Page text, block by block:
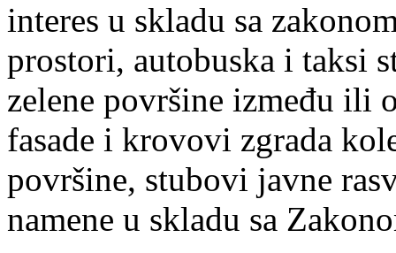
interes u skladu sa
prostori, autobuska i taksi
zelene površine između ili
fasade i krovovi zgrada
površine, stubovi javne
namene u skladu sa